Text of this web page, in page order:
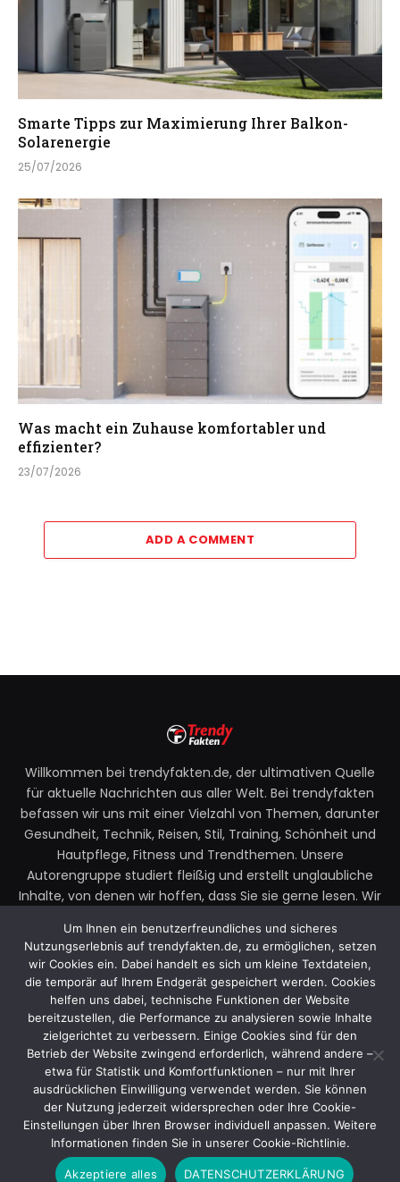
Smarte Tipps zur Maximierung Ihrer Balkon-
Solarenergie
25/07/2026
Was macht ein Zuhause komfortabler und
effizienter?
23/07/2026
ADD A COMMENT
Willkommen bei trendyfakten.de, der ultimativen Quelle
für aktuelle Nachrichten aus aller Welt. Bei trendyfakten
befassen wir uns mit einer Vielzahl von Themen, darunter
Gesundheit, Technik, Reisen, Stil, Training, Schönheit und
Hautpflege, Fitness und Trendthemen. Unsere
Autorengruppe studiert fleißig und erstellt unglaubliche
Inhalte, von denen wir hoffen, dass Sie sie gerne lesen. Wir
Zögern Sie also nicht, uns Ihre Gedanken zu unseren
Beiträgen mitzuteilen.
Email:faktentrendy@gmail.com
Facebook
X
(Twitter)
InstagramYouTube
© 2025 Trendy Fakten. Entworfen von Trendy Fakten.
Um Ihnen ein benutzerfreundliches und sicheres
Nutzungserlebnis auf trendyfakten.de, zu ermöglichen, setzen
wir Cookies ein. Dabei handelt es sich um kleine Textdateien,
die temporär auf Ihrem Endgerät gespeichert werden. Cookies
helfen uns dabei, technische Funktionen der Website
bereitzustellen, die Performance zu analysieren sowie Inhalte
zielgerichtet zu verbessern. Einige Cookies sind für den
Betrieb der Website zwingend erforderlich, während andere –
etwa für Statistik und Komfortfunktionen – nur mit Ihrer
ausdrücklichen Einwilligung verwendet werden. Sie können
der Nutzung jederzeit widersprechen oder Ihre Cookie-
Einstellungen über Ihren Browser individuell anpassen. Weitere
Informationen finden Sie in unserer Cookie-Richtlinie.
Akzeptiere alles DATENSCHUTZERKLÄRUNG